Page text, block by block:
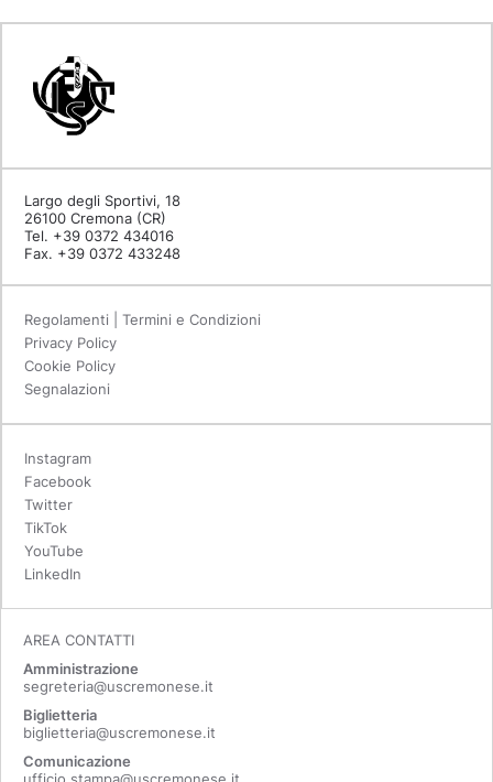
Largo degli Sportivi, 18
26100 Cremona (CR)
Tel. +39 0372 434016
Fax. +39 0372 433248
Regolamenti | Termini e Condizioni
Privacy Policy
Cookie Policy
Segnalazioni
Instagram
Facebook
Twitter
TikTok
YouTube
LinkedIn
AREA CONTATTI
Amministrazione
segreteria@uscremonese.it
Biglietteria
biglietteria@uscremonese.it
Comunicazione